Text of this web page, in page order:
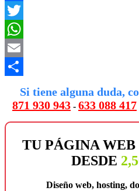
Facebook
Twitter
WhatsApp
Email
Si tiene alguna duda,
871 930 943 - 633 088 417
TU PÁGINA
DESDE
Diseño web, hosting,